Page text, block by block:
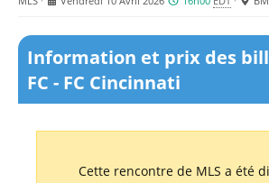
Information et prix des
FC - FC Cincinnati
Cette rencontre de MLS a été